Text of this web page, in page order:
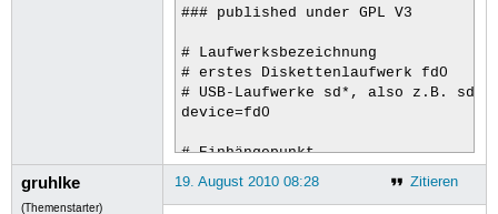
### published under GPL V3
# Laufwerksbezeichnung
# erstes Diskettenlaufwerk fd0
# USB-Laufwerke sd*, also z.B. sdb,
device=fd0
# Einhängepunkt
mountpoint=Diskette
gruhlke
(Themenstarter)
Zitieren
19. August 2010 08:28